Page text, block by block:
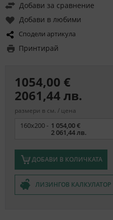
Добави за сравнение
Добави в любими
Сподели артикула
Принтирай
1054,00 €
2061,44 лв.
размери в см. / цена
Размер
160x200 - 1 054,00 €
2 061,44 лв.
ДОБАВИ В КОЛИЧКАТА
ЛИЗИНГОВ КАЛКУЛАТОР